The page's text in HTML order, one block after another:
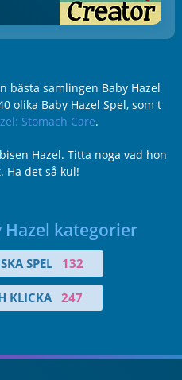
bästa samlingen Baby Hazel
olika Baby Hazel Spel, som t
Stomach Care.
Hazel. Titta noga vad hon
Ha det så kul!
Hazel kategorier
SPEL 132
KLICKA 247